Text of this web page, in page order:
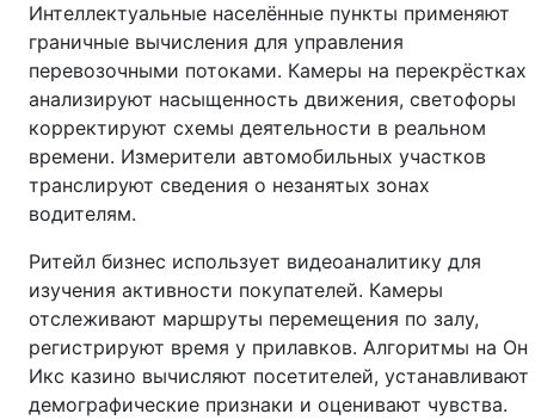
Интеллектуальные населённые пункты применяют
граничные вычисления для управления
перевозочными потоками. Камеры на перекрёстках
анализируют насыщенность движения, светофоры
корректируют схемы деятельности в реальном
времени. Измерители автомобильных участков
транслируют сведения о незанятых зонах
водителям.
Ритейл бизнес использует видеоаналитику для
изучения активности покупателей. Камеры
отслеживают маршруты перемещения по залу,
регистрируют время у прилавков. Алгоритмы на Он
Икс казино вычисляют посетителей, устанавливают
демографические признаки и оценивают чувства.